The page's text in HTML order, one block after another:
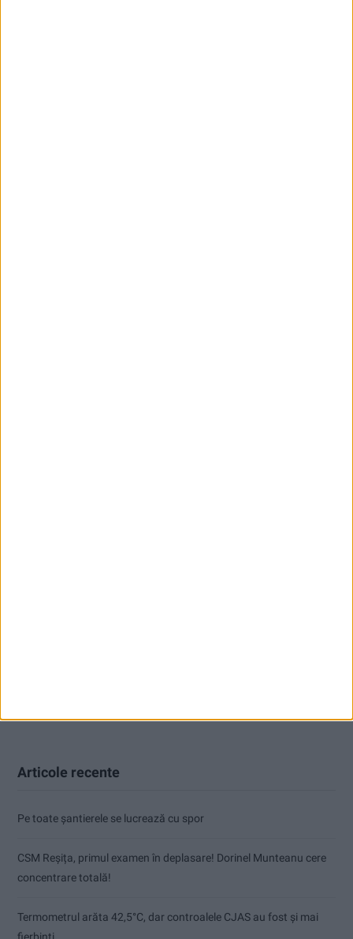
Articole recente
Pe toate șantierele se lucrează cu spor
CSM Reșița, primul examen în deplasare! Dorinel Munteanu cere
concentrare totală!
Termometrul arăta 42,5°C, dar controalele CJAS au fost și mai